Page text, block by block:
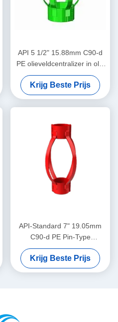
API 5 1/2" 15.88mm C90-d
PE olieveldcentralizer in olie
en gas
Krijg Beste Prijs
API-Standard 7" 19.05mm
C90-d PE Pin-Type
Centralizer voor het
Beperken van Casing
Centralizer Verplaatsing in
Krijg Beste Prijs